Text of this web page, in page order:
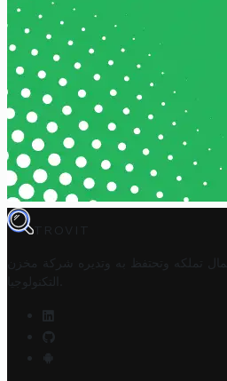
TROVIT
تملكه وتحتفظ به وتديره
شركة مخزن
التكنولوجيا